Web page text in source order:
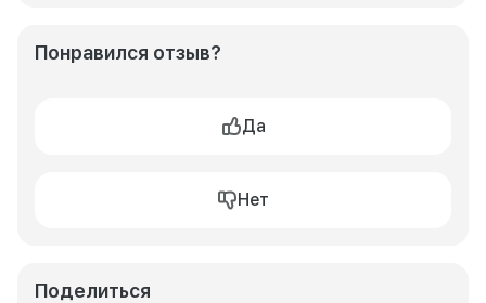
Понравился отзыв?
Да
Нет
Поделиться